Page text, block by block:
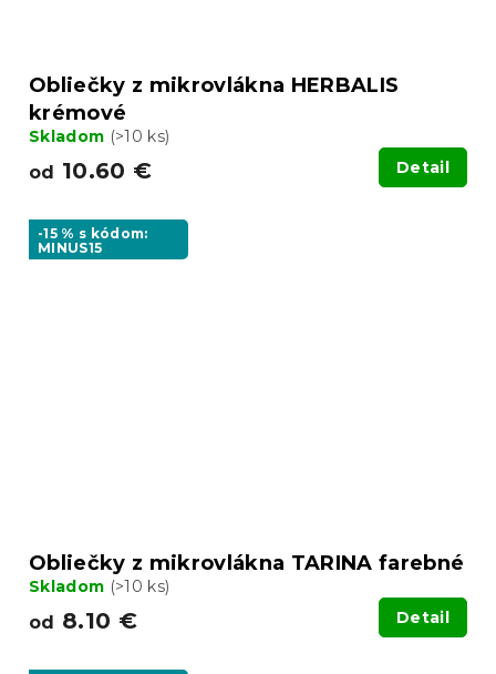
Obliečky z mikrovlákna HERBALIS
krémové
Skladom (>10 ks)
od 10.60 € Detail
-15 % s kódom:
MINUS15
Obliečky z mikrovlákna TARINA farebné
Skladom (>10 ks)
od 8.10 € Detail